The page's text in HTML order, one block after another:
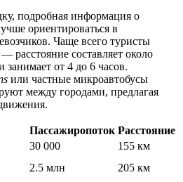
подробная информация о
ориентироваться в
Чаще всего туристы
— расстояние составляет около
занимает от 4 до 6 часов.
или частные микроавтобусы
между городами, предлагая
Пассажиропоток Расстояние
30 000
155 км
2.5 млн
205 км